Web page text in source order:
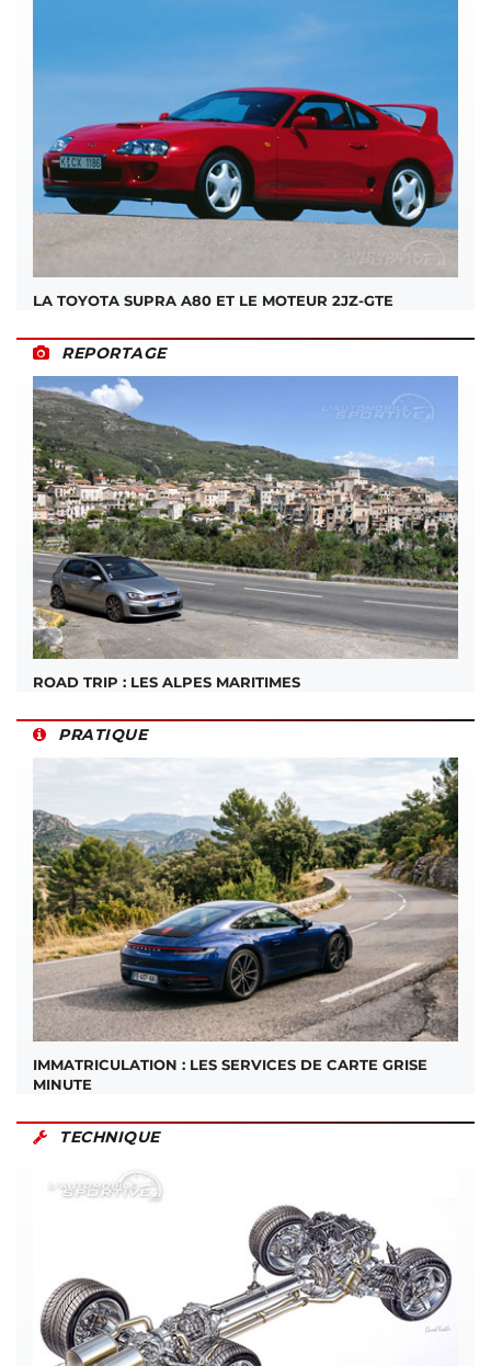
LA TOYOTA SUPRA A80 ET LE MOTEUR 2JZ-GTE
REPORTAGE
ROAD TRIP : LES ALPES MARITIMES
PRATIQUE
IMMATRICULATION : LES SERVICES DE CARTE GRISE
MINUTE
TECHNIQUE